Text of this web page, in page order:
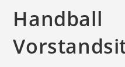
Handball